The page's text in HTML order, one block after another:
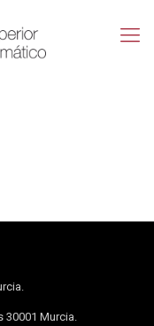
30001 Murcia.